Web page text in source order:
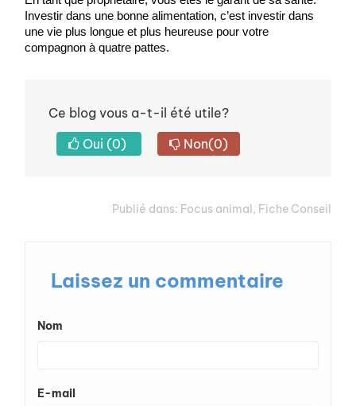
Investir dans une bonne alimentation, c’est investir dans
une vie plus longue et plus heureuse pour votre
compagnon à quatre pattes.
Ce blog vous a-t-il été utile?
Oui (0) Non(0)
Publié dans: Focus animal, Fiche Conseil
Laissez un commentaire
Nom
E-mail